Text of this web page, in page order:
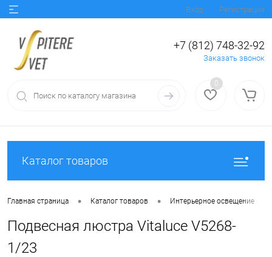
Вход Регистрация
+7 (812) 748-32-92
Заказать звонок
0
Каталог товаров
Главная страница • Каталог товаров • Интерьерное освещение
Подвесная люстра Vitaluce V5268-
1/23